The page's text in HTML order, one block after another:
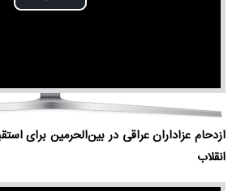
Play
ازدحام عزاداران عراقی در بین‌الحرمین برای
انقلاب